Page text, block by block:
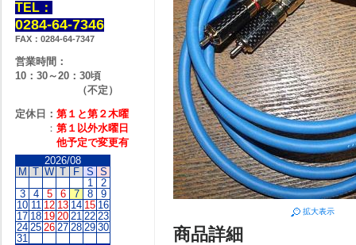
拡大表示
商品詳細
TEL：
0284-64-7346
FAX：0284-64-7347
営業時間：
10：30～20：30頃
（不定）
定休日： 第１と第２木曜
： 第１以外水曜日
他予定で変更有
2026/08
M T W T F S S
1
2
3
4 5 6 7 8
9
10 11 12 13 14 15 16
17 18 19 20 21 22 23
24 25 26 27 28 29 30
31